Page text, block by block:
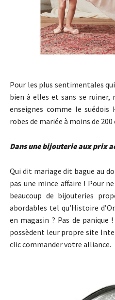
Pour les plus sentimentales
bien à elles et sans se ruiner,
enseignes comme le
robes de mariée à moins de 200
Dans une bijouterie aux prix
Qui dit mariage dit bague au
pas une mince affaire ! Pour
beaucoup de bijouteries
abordables tel qu’Histoire
en magasin ? Pas de
possèdent leur propre site
clic commander votre alliance.